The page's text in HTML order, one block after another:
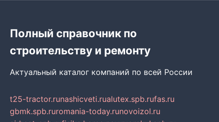
Полный справочник по
строительству и ремонту
Актуальный каталог компаний по всей России
t25-tractor.runashicveti.rualutex.spb.rufas.ru
gbmk.spb.ruromania-today.runovoizol.ru